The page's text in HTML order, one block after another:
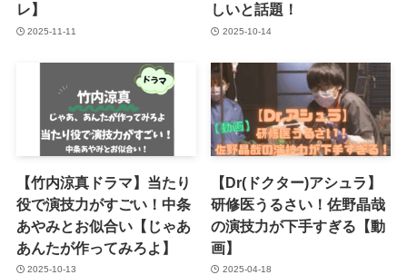
レ】
2025-11-11
しいと話題！
2025-10-14
【竹内涼真ドラマ】当たり
役で演技力がすごい！中条
あやみとお似合い【じゃあ
あんたが作ってみろよ】
2025-10-13
【Dr(ドクター)アシュラ】
研修医うるさい！佐野晶哉
の演技力が下手すぎる【動
画】
2025-04-18